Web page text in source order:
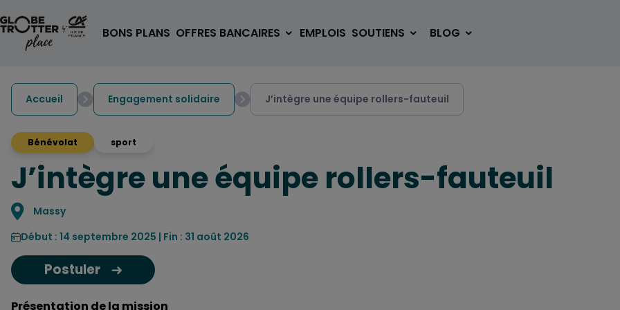
BONS PLANS OFFRES BANCAIRES EMPLOIS SOUTIENS BLOG
A PARTIR DE 3€
1 carte, 0 frais à l'étranger
OUVRIR UN COMPTE
Accueil Engagement solidaire J’intègre une équipe rollers-fauteuil
Bénévolat sport
J’intègre une équipe rollers-fauteuil
Localisation
Massy
Début : 14 septembre 2025 | Fin : 31 août 2026
Postuler
Présentation de la mission